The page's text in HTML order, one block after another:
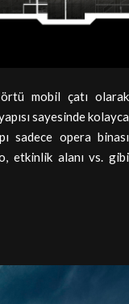
örtü mobil çatı olarak
sayesinde kolayca
sadece opera binası
etkinlik alanı vs. gibi